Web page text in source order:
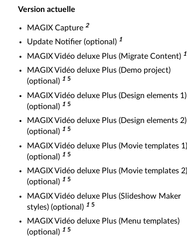
Version actuelle
MAGIX Capture 2
Update Notifier (optional) 1
MAGIX Vidéo deluxe Plus (Migrate Content) 1
MAGIX Vidéo deluxe Plus (Demo project)
(optional) 1 5
MAGIX Vidéo deluxe Plus (Design elements 1)
(optional) 1 5
MAGIX Vidéo deluxe Plus (Design elements 2)
(optional) 1 5
MAGIX Vidéo deluxe Plus (Movie templates 1)
(optional) 1 5
MAGIX Vidéo deluxe Plus (Movie templates 2)
(optional) 1 5
MAGIX Vidéo deluxe Plus (Slideshow Maker
styles) (optional) 1 5
MAGIX Vidéo deluxe Plus (Menu templates)
(optional) 1 5